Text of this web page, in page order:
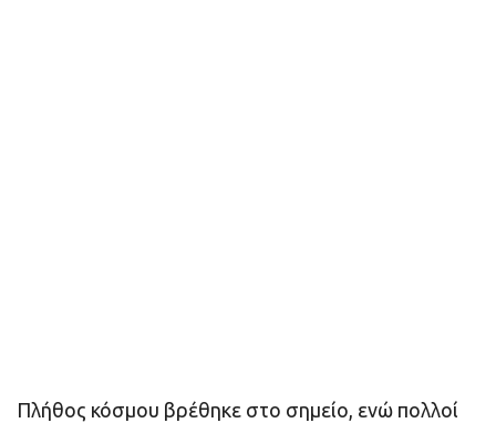
Πλήθος κόσμου βρέθηκε στο σημείο, ενώ πολλοί